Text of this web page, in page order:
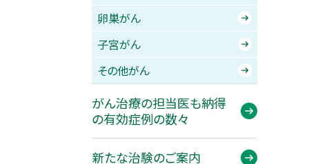
卵巣がん
子宮がん
その他がん
がん治療の担当医も納得
の有効症例の数々
新たな治験のご案内